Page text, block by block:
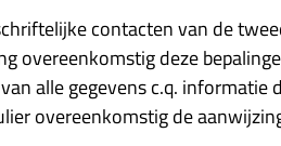
contacten van de
overeenkomstig deze
alle gegevens c.q.
overeenkomstig de